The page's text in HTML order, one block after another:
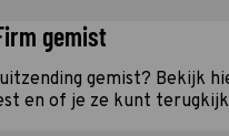
gemist
gemist? Bekijk
en of je ze kunt